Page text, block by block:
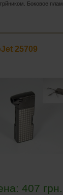
Боковое
25709
407 грн.